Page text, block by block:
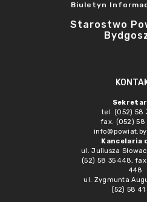
Biuletyn
Starostwo
tel. (052) 58
fax. (052) 58
Kancelaria
ul. Juliusza
(52) 58 35 448,
448
ul. Zygmunta
(52) 58 41